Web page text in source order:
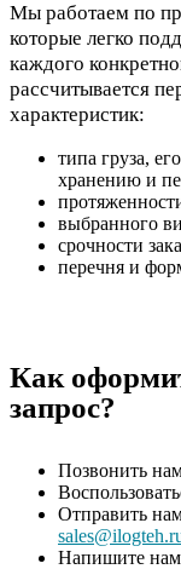
Мы работаем по
которые легко
каждого
рассчитывается
характеристик:
типа груза,
хранению и
выбранного
срочности
перечня и
Как
запрос?
Позвонить
Отправить
Напишите нам